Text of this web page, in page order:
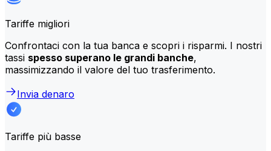
Tariffe migliori
Confrontaci con la tua banca e scopri i risparmi. I nostri
tassi spesso superano le grandi banche,
massimizzando il valore del tuo trasferimento.
Invia denaro
Tariffe più basse